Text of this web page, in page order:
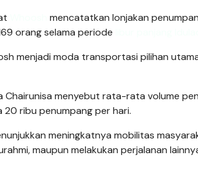
mencatatkan lonjakan
orang selama periode
menjadi moda transportasi pilihan
Chairunisa menyebut rata-rata volume
20 ribu penumpang per hari.
meningkatnya mobilitas
maupun melakukan perjalanan